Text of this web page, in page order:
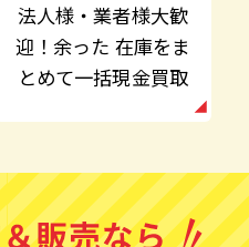
法人様・業者様大歓
迎！余った 在庫をま
とめて一括現金買取